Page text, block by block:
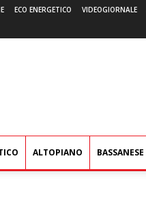
ECO ENERGETICO VIDEOGIORNALE
ALTOPIANO BASSANESE